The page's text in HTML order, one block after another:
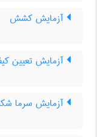
آزمایش کشش
آزمایش تعیین
آزمایش سرما